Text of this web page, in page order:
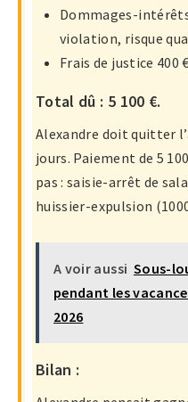
Dommages-
violation, risque
Frais de justice 400
Total dû : 5 100 €.
Alexandre doit quitter
jours. Paiement de 5
pas : saisie-arrêt de
huissier-expulsion
A voir aussi Sous-
pendant les
2026
Bilan :